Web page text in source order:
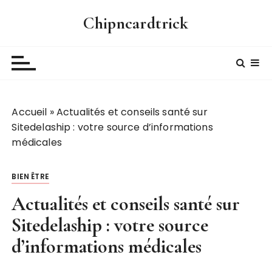
Chipncardtrick
Accueil »Actualités et conseils santé sur
Sitedelaship : votre source d’informations
médicales
BIEN ÊTRE
Actualités et conseils santé sur
Sitedelaship : votre source
d’informations médicales